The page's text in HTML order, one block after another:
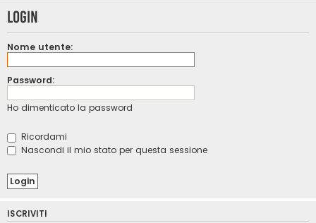
Login
Nome utente:
Password:
Ho dimenticato la password
Ricordami
Nascondi il mio stato per questa sessione
ISCRIVITI